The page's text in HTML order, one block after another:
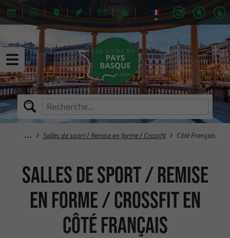
Salles de sport / Remise en forme / Crossfit Côté Français
Salles de sport / Remise
en forme / Crossfit en
Côté Français